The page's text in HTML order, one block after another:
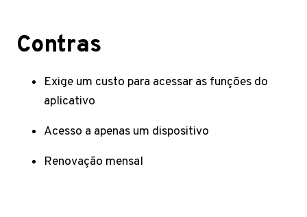
Contras
Exige um custo para acessar as funções do
aplicativo
Acesso a apenas um dispositivo
Renovação mensal